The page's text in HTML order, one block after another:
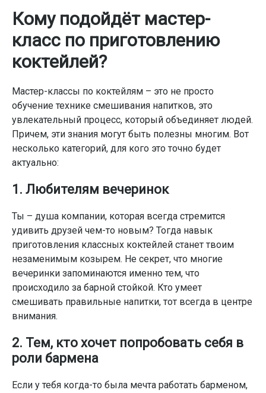
Кому подойдёт мастер-
класс по приготовлению
коктейлей?
Мастер-классы по коктейлям – это не просто
обучение технике смешивания напитков, это
увлекательный процесс, который объединяет людей.
Причем, эти знания могут быть полезны многим. Вот
несколько категорий, для кого это точно будет
актуально:
1. Любителям вечеринок
Ты – душа компании, которая всегда стремится
удивить друзей чем-то новым? Тогда навык
приготовления классных коктейлей станет твоим
незаменимым козырем. Не секрет, что многие
вечеринки запоминаются именно тем, что
происходило за барной стойкой. Кто умеет
смешивать правильные напитки, тот всегда в центре
внимания.
2. Тем, кто хочет попробовать себя в
роли бармена
Если у тебя когда-то была мечта работать барменом,